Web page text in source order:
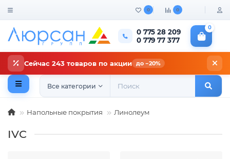
0 0
0 775 28 209
0 779 77 377
0
Сейчас 243 товаров по акции до −20%
Все категории
Напольные покрытия Линолеум
IVC